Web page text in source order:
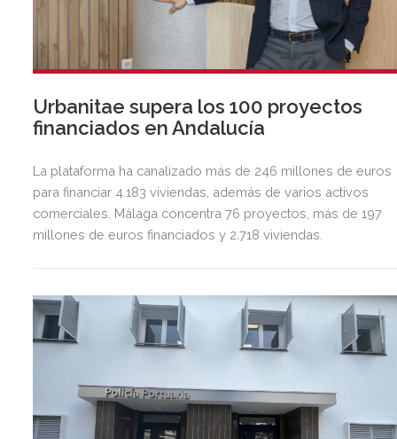
Urbanitae supera los 100 proyectos
financiados en Andalucía
La plataforma ha canalizado más de 246 millones de euros
para financiar 4.183 viviendas, además de varios activos
comerciales. Málaga concentra 76 proyectos, más de 197
millones de euros financiados y 2.718 viviendas.